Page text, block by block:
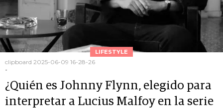
LIFESTYLE
clipboard 2025-06-09 16-28-26
-
¿Quién es Johnny Flynn, elegido para
interpretar a Lucius Malfoy en la serie